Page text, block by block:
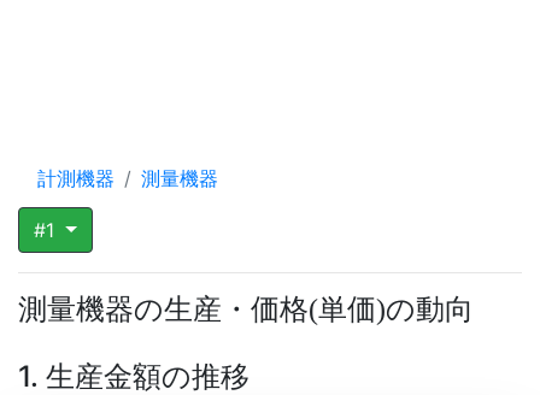
計測機器 測量機器
#1
測量機器の生産・価格(単価)の動向
1. 生産金額の推移